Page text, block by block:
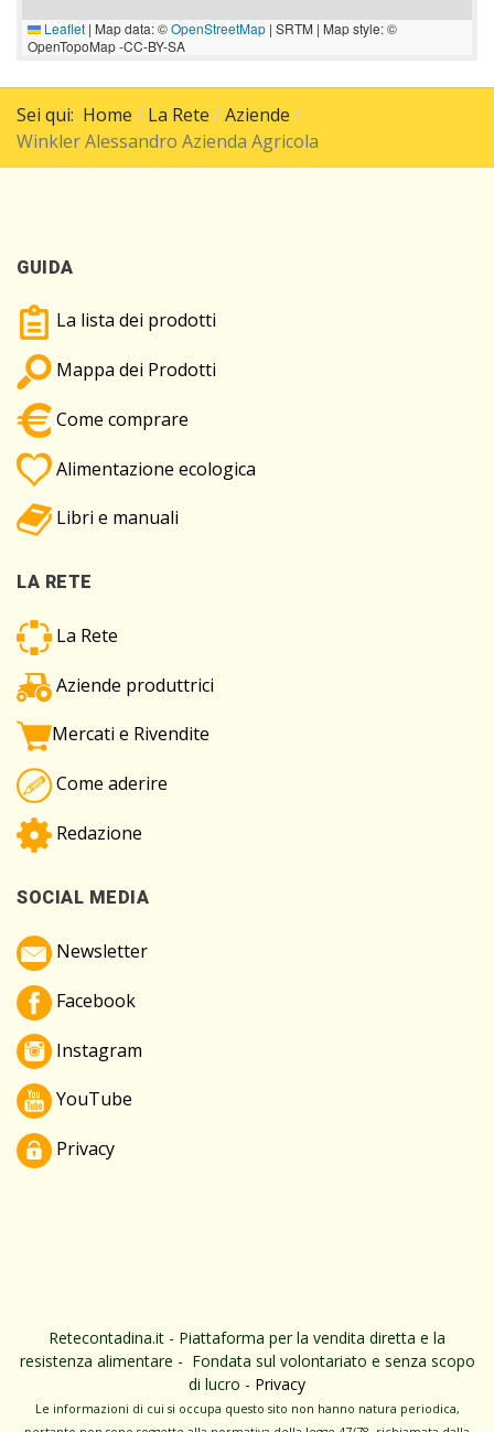
Leaflet | Map data: ©OpenStreetMap | SRTM | Map style: ©
OpenTopoMap -CC-BY-SA
Sei qui: Home La Rete
Aziende
Winkler Alessandro Azienda Agricola
GUIDA
La lista dei prodotti
Mappa dei Prodotti
Come comprare
Alimentazione ecologica
Libri e manuali
LA RETE
La Rete
Aziende produttrici
Mercati e Rivendite
Come aderire
Redazione
SOCIAL MEDIA
Newsletter
Facebook
Instagram
YouTube
Privacy
Retecontadina.it - Piattaforma per la vendita diretta e la
resistenza alimentare - Fondata sul volontariato e senza scopo
di lucro - Privacy
Le informa­zioni di cui si occupa questo sito non hanno na­tura periodica,